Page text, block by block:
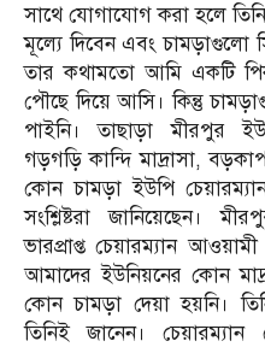
সাথে যোগাযোগ করা হলে
মূল্যে দিবেন এবং চামড়াগুলো
তার কথামতো আমি একটি
পৌছে দিয়ে আসি। কিন্তু
পাইনি। তাছাড়া মীরপুর
গড়গড়ি কান্দি মাদ্রাসা,
কোন চামড়া ইউপি
সংশ্লিষ্টরা জানিয়েছেন।
ভারপ্রাপ্ত চেয়ারম্যান
আমাদের ইউনিয়নের কোন
কোন চামড়া দেয়া হয়নি।
তিনিই জানেন।